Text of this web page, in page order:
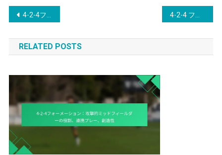
Post
navigation
4-2-4フォーメーション：交代の影響、チームの深さ、役割の適応
RELATED POSTS